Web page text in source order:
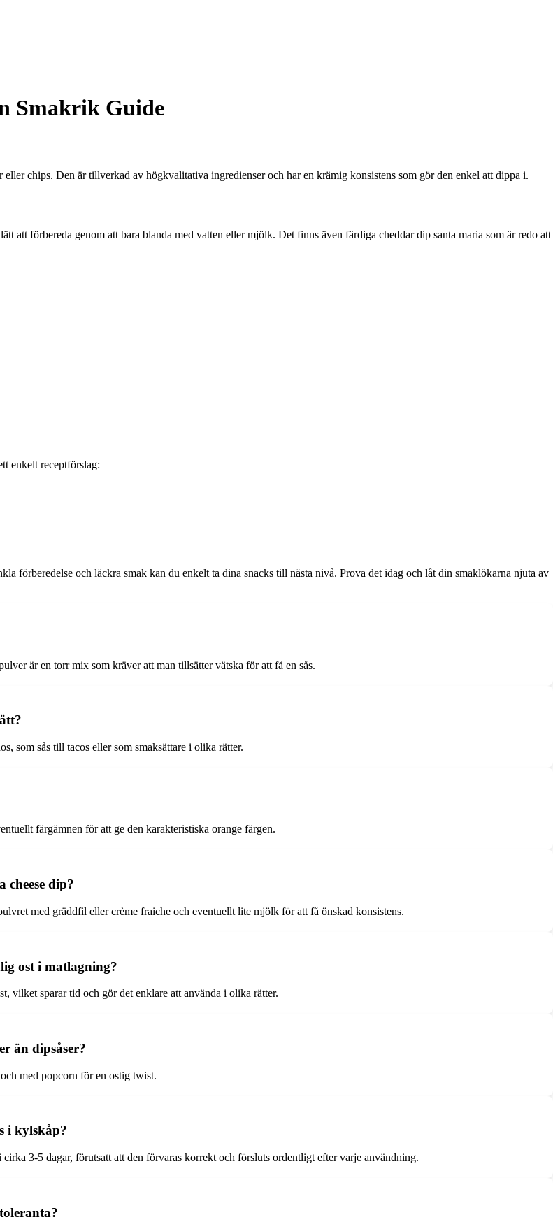
Smakrik Guide
chips. Den är tillverkad av högkvalitativa ingredienser och har en krämig konsistens som gör den enkel att dippa i.
att förbereda genom att bara blanda med vatten eller mjölk. Det finns även färdiga cheddar dip santa maria som är redo att
enkelt receptförslag:
förberedelse och läckra smak kan du enkelt ta dina snacks till nästa nivå. Prova det idag och låt din smaklökarna njuta av
är en torr mix som kräver att man tillsätter vätska för att få en sås.
som sås till tacos eller som smaksättare i olika rätter.
färgämnen för att ge den karakteristiska orange färgen.
dip?
med gräddfil eller crème fraiche och eventuellt lite mjölk för att få önskad konsistens.
ost i matlagning?
vilket sparar tid och gör det enklare att använda i olika rätter.
än dipsåser?
med popcorn för en ostig twist.
i kylskåp?
3-5 dagar, förutsatt att den förvaras korrekt och försluts ordentligt efter varje användning.